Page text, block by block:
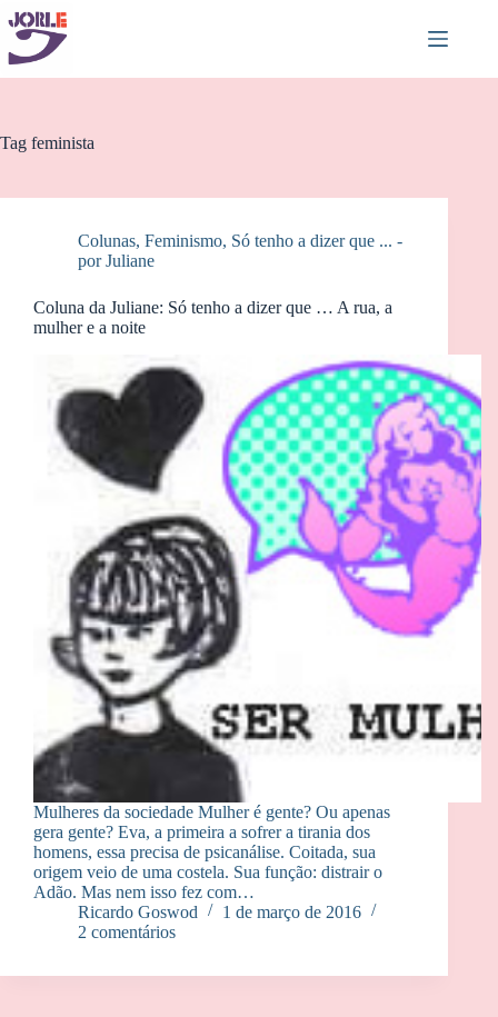
Pular
para
conteúdo
Tag feminista
Colunas, Feminismo, Só tenho a dizer que ... -
por Juliane
Coluna da Juliane: Só tenho a dizer que … A rua, a
mulher e a noite
Mulheres da sociedade Mulher é gente? Ou apenas
gera gente? Eva, a primeira a sofrer a tirania dos
homens, essa precisa de psicanálise. Coitada, sua
origem veio de uma costela. Sua função: distrair o
Adão. Mas nem isso fez com…
Ricardo Goswod
1 de março de 2016
2 comentários